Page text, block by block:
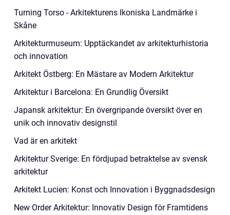
Turning Torso - Arkitekturens Ikoniska Landmärke i
Skåne
Arkitekturmuseum: Upptäckandet av arkitekturhistoria
och innovation
Arkitekt Östberg: En Mästare av Modern Arkitektur
Arkitektur i Barcelona: En Grundlig Översikt
Japansk arkitektur: En övergripande översikt över en
unik och innovativ designstil
Vad är en arkitekt
Arkitektur Sverige: En fördjupad betraktelse av svensk
arkitektur
Arkitekt Lucien: Konst och Innovation i Byggnadsdesign
New Order Arkitektur: Innovativ Design för Framtidens